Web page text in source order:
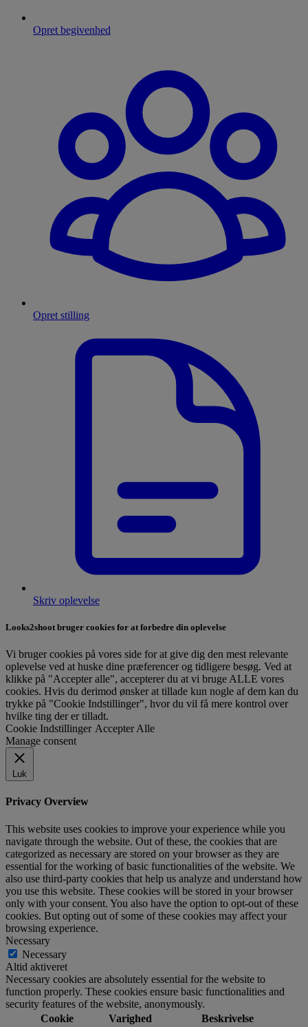
Opret begivenhed
Opret stilling
Skriv oplevelse
Looks2shoot bruger cookies for at forbedre din oplevelse
Vi bruger cookies på vores side for at give dig den mest relevante
oplevelse ved at huske dine præferencer og tidligere besøg. Ved at
klikke på "Accepter alle", accepterer du at vi bruge ALLE vores
cookies. Hvis du derimod ønsker at tillade kun nogle af dem kan du
trykke på "Cookie Indstillinger", hvor du vil få mere kontrol over
hvilke ting der er tilladt.
Cookie Indstillinger Accepter Alle
Manage consent
Luk
Privacy Overview
This website uses cookies to improve your experience while you
navigate through the website. Out of these, the cookies that are
categorized as necessary are stored on your browser as they are
essential for the working of basic functionalities of the website. We
also use third-party cookies that help us analyze and understand how
you use this website. These cookies will be stored in your browser
only with your consent. You also have the option to opt-out of these
cookies. But opting out of some of these cookies may affect your
browsing experience.
Necessary
Necessary
Altid aktiveret
Necessary cookies are absolutely essential for the website to
function properly. These cookies ensure basic functionalities and
security features of the website, anonymously.
Cookie
Varighed Beskrivelse